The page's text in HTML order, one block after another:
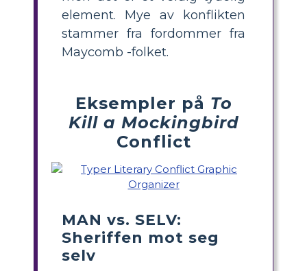
element. Mye av konflikten
stammer fra fordommer fra
Maycomb -folket.
Eksempler på To
Kill a Mockingbird
Conflict
MAN vs. SELV:
Sheriffen mot seg
selv